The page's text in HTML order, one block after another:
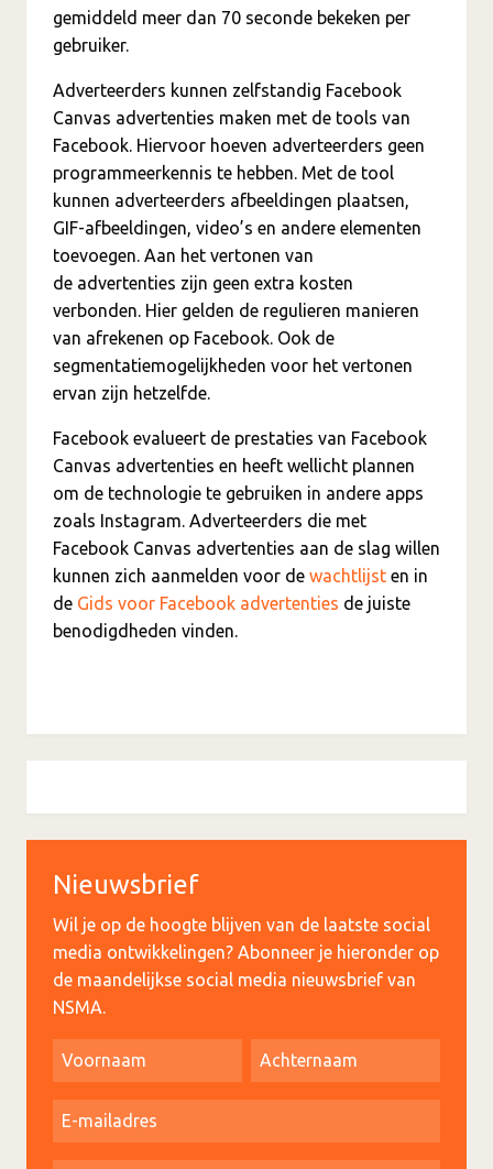
gemiddeld meer dan 70 seconde bekeken per
gebruiker.
Adverteerders kunnen zelfstandig Facebook
Canvas advertenties maken met de tools van
Facebook. Hiervoor hoeven adverteerders geen
programmeerkennis te hebben. Met de tool
kunnen adverteerders afbeeldingen plaatsen,
GIF-afbeeldingen, video’s en andere elementen
toevoegen. Aan het vertonen van
de advertenties zijn geen extra kosten
verbonden. Hier gelden de regulieren manieren
van afrekenen op Facebook. Ook de
segmentatiemogelijkheden voor het vertonen
ervan zijn hetzelfde.
Facebook evalueert de prestaties van Facebook
Canvas advertenties en heeft wellicht plannen
om de technologie te gebruiken in andere apps
zoals Instagram. Adverteerders die met
Facebook Canvas advertenties aan de slag willen
kunnen zich aanmelden voor de wachtlijst en in
de Gids voor Facebook advertenties de juiste
benodigdheden vinden.
Nieuwsbrief
Wil je op de hoogte blijven van de laatste social
media ontwikkelingen? Abonneer je hieronder op
de maandelijkse social media nieuwsbrief van
NSMA.